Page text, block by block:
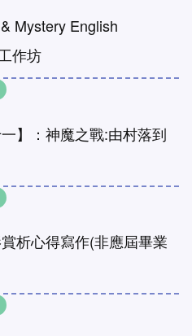
Mystery English
作坊
】：神魔之戰:由村落到
析心得寫作(非應屆畢業